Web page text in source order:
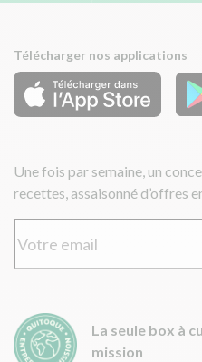
Télécharger nos applications
Une fois par semaine, un
recettes, assaisonné d’offres
La seule box à
mission